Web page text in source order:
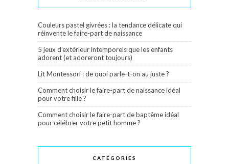
Couleurs pastel givrées : la tendance délicate qui
réinvente le faire-part de naissance
5 jeux d’extérieur intemporels que les enfants
adorent (et adoreront toujours)
Lit Montessori : de quoi parle-t-on au juste ?
Comment choisir le faire-part de naissance idéal
pour votre fille ?
Comment choisir le faire-part de baptême idéal
pour célébrer votre petit homme ?
CATÉGORIES